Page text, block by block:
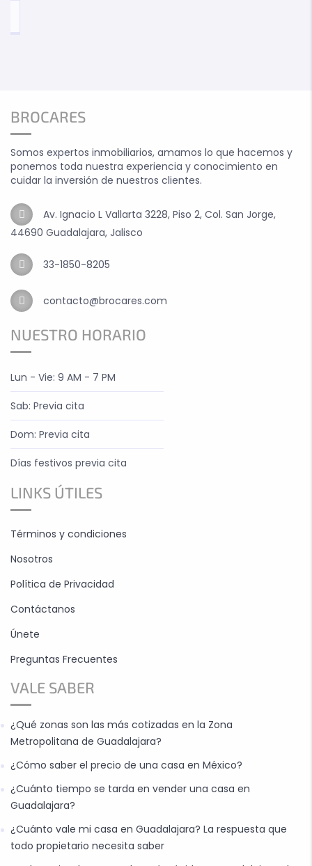
BROCARES
Somos expertos inmobiliarios, amamos lo que hacemos y
ponemos toda nuestra experiencia y conocimiento en
cuidar la inversión de nuestros clientes.
Av. Ignacio L Vallarta 3228, Piso 2, Col. San Jorge,
44690 Guadalajara, Jalisco
33-1850-8205
contacto@brocares.com
NUESTRO HORARIO
Lun - Vie: 9 AM - 7 PM
Sab: Previa cita
Dom: Previa cita
Días festivos previa cita
LINKS ÚTILES
Términos y condiciones
Nosotros
Política de Privacidad
Contáctanos
Únete
Preguntas Frecuentes
VALE SABER
¿Qué zonas son las más cotizadas en la Zona
Metropolitana de Guadalajara?
¿Cómo saber el precio de una casa en México?
¿Cuánto tiempo se tarda en vender una casa en
Guadalajara?
¿Cuánto vale mi casa en Guadalajara? La respuesta que
todo propietario necesita saber